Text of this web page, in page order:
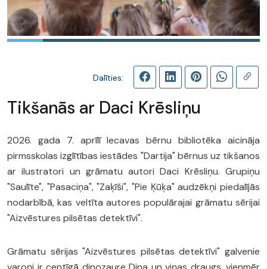
Dalīties:
Tikšanās ar Daci Krēsliņu
2026. gada 7. aprīlī Iecavas bērnu bibliotēka aicināja
pirmsskolas izglītības iestādes "Dartija" bērnus uz tikšanos
ar ilustratori un grāmatu autori Daci Krēsliņu. Grupiņu
"Saulīte", "Pasaciņa", "Zaķīši", "Pie Ķūķa" audzēkņi piedalījās
nodarbībā, kas veltīta autores populārajai grāmatu sērijai
"Aizvēstures pilsētas detektīvi".
Grāmatu sērijas "Aizvēstures pilsētas detektīvi" galvenie